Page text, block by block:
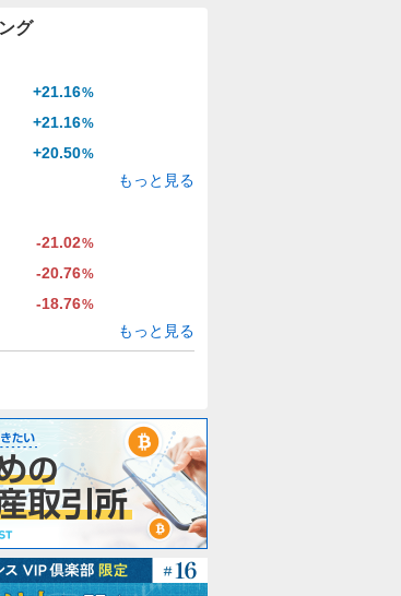
グ
+21.16%
+21.16%
+20.50%
もっと見る
-21.02%
-20.76%
-18.76%
もっと見る